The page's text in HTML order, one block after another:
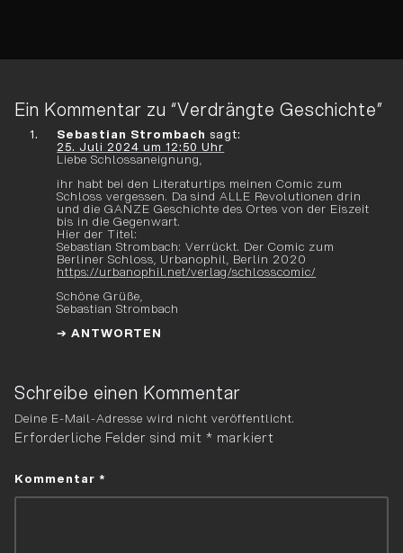
Ein Kommentar zu “Verdrängte Geschichte”
Sebastian Strombach sagt:
25. Juli 2024 um 12:50 Uhr
Liebe Schlossaneignung,
ihr habt bei den Literaturtips meinen Comic zum
Schloss vergessen. Da sind ALLE Revolutionen drin
und die GANZE Geschichte des Ortes von der Eiszeit
bis in die Gegenwart.
Hier der Titel:
Sebastian Strombach: Verrückt. Der Comic zum
Berliner Schloss, Urbanophil, Berlin 2020
https://urbanophil.net/verlag/schlosscomic/
Schöne Grüße,
Sebastian Strombach
ANTWORTEN
Schreibe einen Kommentar
Deine E-Mail-Adresse wird nicht veröffentlicht.
Erforderliche Felder sind mit * markiert
Kommentar *